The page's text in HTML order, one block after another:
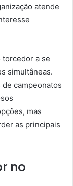
atende
torcedor a se
simultâneas.
campeonatos
mas
as principais
no